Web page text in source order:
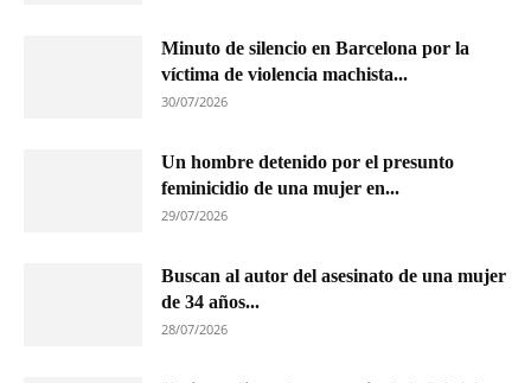
Minuto de silencio en Barcelona por la
víctima de violencia machista...
30/07/2026
Un hombre detenido por el presunto
feminicidio de una mujer en...
29/07/2026
Buscan al autor del asesinato de una mujer
de 34 años...
28/07/2026